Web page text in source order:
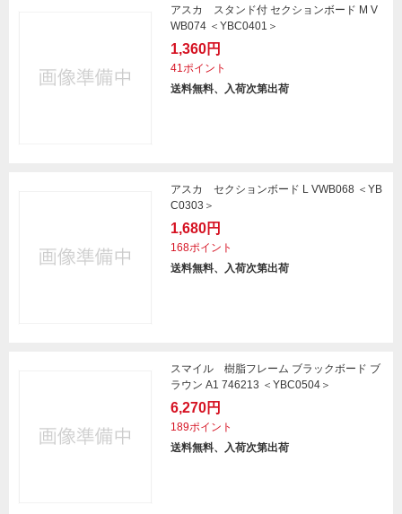
アスカ スタンド付 セクションボード M V
WB074 ＜YBC0401＞
1,360円
41ポイント
送料無料、入荷次第出荷
アスカ セクションボード L VWB068 ＜YB
C0303＞
1,680円
168ポイント
送料無料、入荷次第出荷
スマイル 樹脂フレーム ブラックボード ブ
ラウン A1 746213 ＜YBC0504＞
6,270円
189ポイント
送料無料、入荷次第出荷